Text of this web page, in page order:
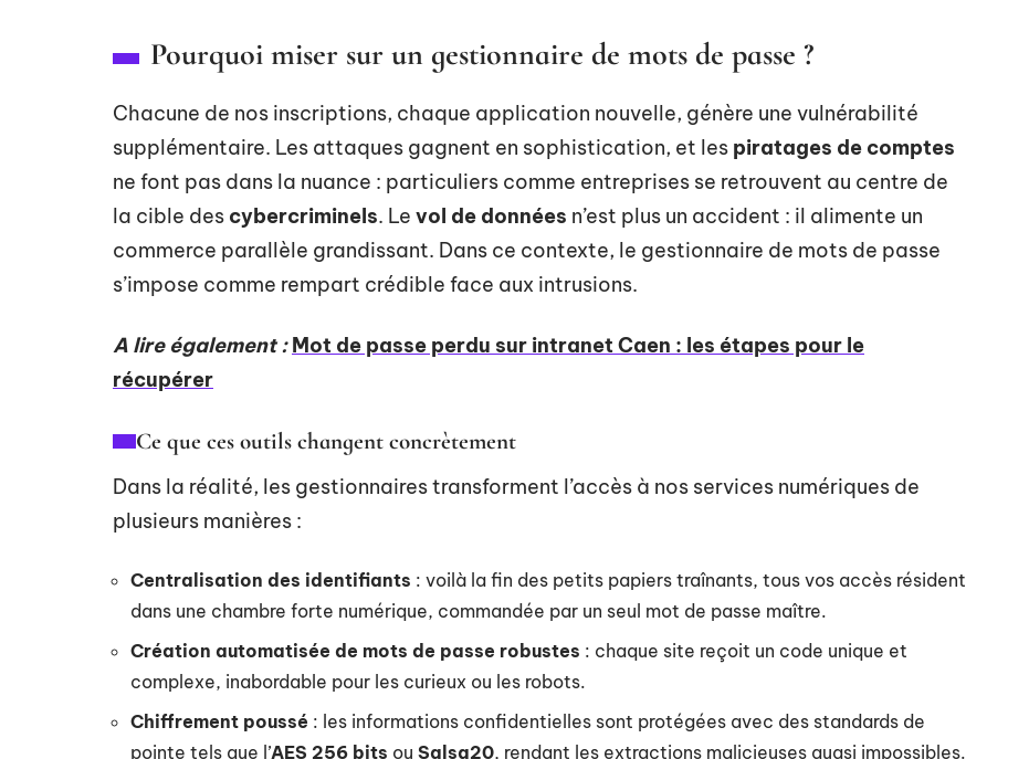
Pourquoi miser sur un gestionnaire de mots de passe ?
Chacune de nos inscriptions, chaque application nouvelle, génère une vulnérabilité
supplémentaire. Les attaques gagnent en sophistication, et les piratages de comptes
ne font pas dans la nuance : particuliers comme entreprises se retrouvent au centre de
la cible des cybercriminels. Le vol de données n’est plus un accident : il alimente un
commerce parallèle grandissant. Dans ce contexte, le gestionnaire de mots de passe
s’impose comme rempart crédible face aux intrusions.
A lire également : Mot de passe perdu sur intranet Caen : les étapes pour le
récupérer
Ce que ces outils changent concrètement
Dans la réalité, les gestionnaires transforment l’accès à nos services numériques de
plusieurs manières :
Centralisation des identifiants : voilà la fin des petits papiers traînants, tous vos accès résident
dans une chambre forte numérique, commandée par un seul mot de passe maître.
Création automatisée de mots de passe robustes : chaque site reçoit un code unique et
complexe, inabordable pour les curieux ou les robots.
Chiffrement poussé : les informations confidentielles sont protégées avec des standards de
pointe tels que l’AES 256 bits ou Salsa20, rendant les extractions malicieuses quasi impossibles.